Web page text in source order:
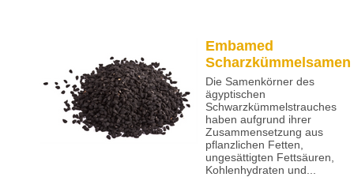
Embamed
Scharzkümmelsamen
Die Samenkörner des
ägyptischen
Schwarzkümmelstrauches
haben aufgrund ihrer
Zusammensetzung aus
pflanzlichen Fetten,
ungesättigten Fettsäuren,
Kohlenhydraten und...